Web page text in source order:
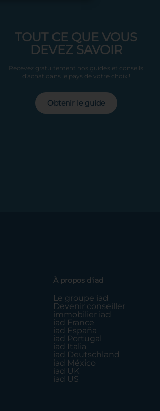
TOUT CE QUE VOUS
DEVEZ SAVOIR
Recevez gratuitement nos guides et conseils
d'achat dans le pays de votre choix !
Obtenir le guide
À propos d'iad
Le groupe iad
Devenir conseiller
immobilier iad
iad France
iad España
iad Portugal
iad Italia
iad Deutschland
iad México
iad UK
iad US